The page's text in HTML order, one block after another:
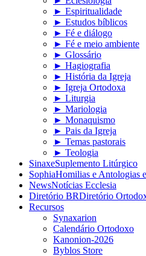
► Espiritualidade
► Estudos bíblicos
► Fé e diálogo
► Fé e meio ambiente
► Glossário
► Hagiografia
► História da Igreja
► Igreja Ortodoxa
► Liturgia
► Mariologia
► Monaquismo
► Pais da Igreja
► Temas pastorais
► Teologia
SinaxeSuplemento Litúrgico
SophiaHomilias e Antologias
NewsNotícias Ecclesia
Diretório BRDiretório
Recursos
Synaxarion
Calendário Ortodoxo
Kanonion-2026
Byblos Store